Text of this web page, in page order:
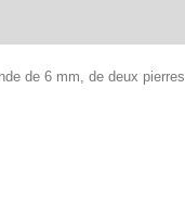
de 6 mm, de deux pierres